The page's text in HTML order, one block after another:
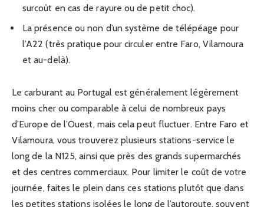
surcoût en cas de rayure ou de petit choc).
La présence ou non d’un système de télépéage pour
l’A22 (très pratique pour circuler entre Faro, Vilamoura
et au-delà).
Le carburant au Portugal est généralement légèrement
moins cher ou comparable à celui de nombreux pays
d’Europe de l’Ouest, mais cela peut fluctuer. Entre Faro et
Vilamoura, vous trouverez plusieurs stations-service le
long de la N125, ainsi que près des grands supermarchés
et des centres commerciaux. Pour limiter le coût de votre
journée, faites le plein dans ces stations plutôt que dans
les petites stations isolées le long de l’autoroute, souvent